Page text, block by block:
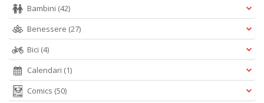
Bambini (42)
Benessere (27)
Bici (4)
Calendari (1)
Comics (50)